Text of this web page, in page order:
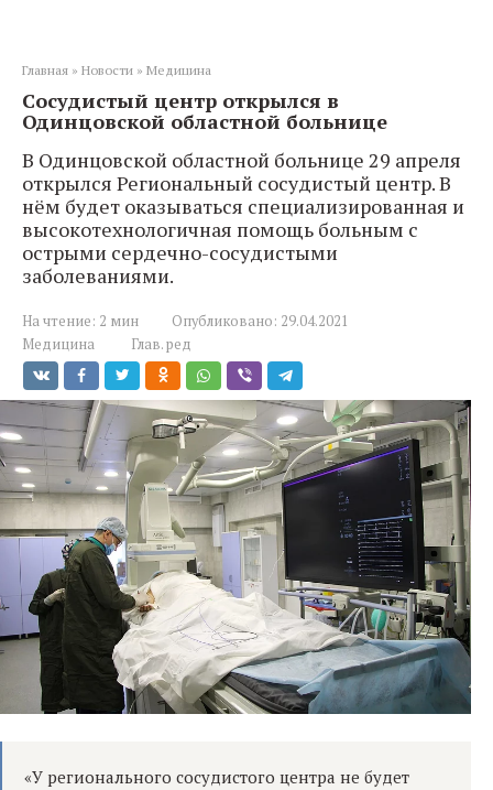
Главная » Новости » Медицина
Сосудистый центр открылся в
Одинцовской областной больнице
В Одинцовской областной больнице 29 апреля
открылся Региональный сосудистый центр. В
нём будет оказываться специализированная и
высокотехнологичная помощь больным с
острыми сердечно-сосудистыми
заболеваниями.
На чтение: 2 мин Опубликовано: 29.04.2021
Медицина
Глав. ред
«У регионального сосудистого центра не будет